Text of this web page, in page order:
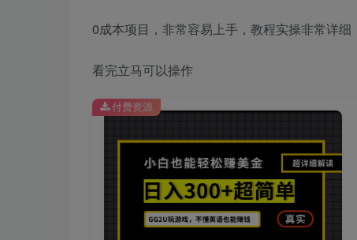
0成本项目，非常容易上手，教程实操非常详细
看完立马可以操作
付费资源